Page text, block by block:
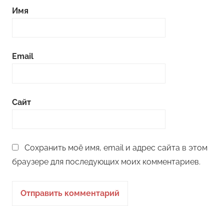
Имя
Email
Сайт
Сохранить моё имя, email и адрес сайта в этом
браузере для последующих моих комментариев.